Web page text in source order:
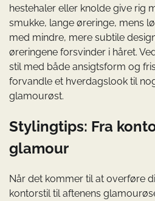
hestehaler eller knolde give rig
smukke, lange øreringe, mens
med mindre, mere subtile
øreringene forsvinder i håret.
stil med både ansigtsform og
forvandle et hverdagslook til
glamourøst.
Stylingtips: Fra
glamour
Når det kommer til at overføre
kontorstil til aftenens